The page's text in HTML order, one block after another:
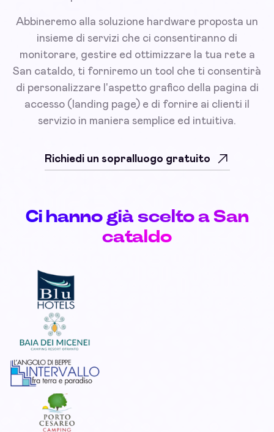
Abbineremo alla soluzione hardware proposta un
insieme di servizi che ci consentiranno di
monitorare, gestire ed ottimizzare la tua rete a
San cataldo, ti forniremo un tool che ti consentirà
di personalizzare l'aspetto grafico della pagina di
accesso (landing page) e di fornire ai clienti il
servizio in maniera semplice ed intuitiva.
Richiedi un sopralluogo gratuito
Ci hanno già scelto a San
cataldo